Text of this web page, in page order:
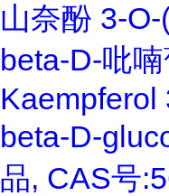
山奈酚 3-
beta-D-吡
Kaempferol
beta-D-
品, CAS号